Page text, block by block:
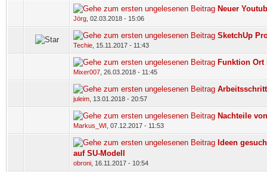
Neuer
Jörg 02.03.2018 - 15:06
SketchUp
Techie 15.11.2017 - 11:43
Funktion
Mixer007 26.03.2018 - 11:45
juleim 13.01.2018 - 20:57
Nachteile
Markus_WI 07.12.2017 - 11:53
Ideen
auf SU-Modell
obroni 16.11.2017 - 10:54